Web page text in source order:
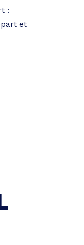
:
et